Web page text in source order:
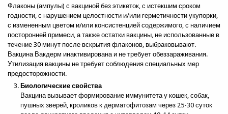
Флаконы (ампулы) с вакциной без этикеток, с истекшим сроком
годности, с нарушением целостности и/или герметичности укупорки,
с измененным цветом и/или консистенцией содержимого, с наличием
посторонней примеси, а также остатки вакцины, не использованные в
течение 30 минут после вскрытия флаконов, выбраковывают.
Вакцина Вакдерм инактивирована и не требует обеззараживания.
Утилизация вакцины не требует соблюдения специальных мер
предосторожности.
Биологические свойства
Вакцина вызывает формирование иммунитета у кошек, собак,
пушных зверей, кроликов к дерматофитозам через 25-30 суток